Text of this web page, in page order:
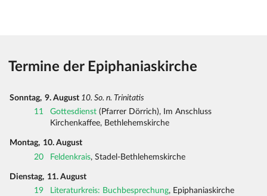
Termine der Epiphaniaskirche
Sonntag, 9. August 10. So. n. Trinitatis
11
Gottesdienst (Pfarrer Dörrich), Im Anschluss
Kirchenkaffee, Bethlehemskirche
Montag, 10. August
20
Feldenkrais, Stadel-Bethlehemskirche
Dienstag, 11. August
19
Literaturkreis: Buchbesprechung, Epiphaniaskirche